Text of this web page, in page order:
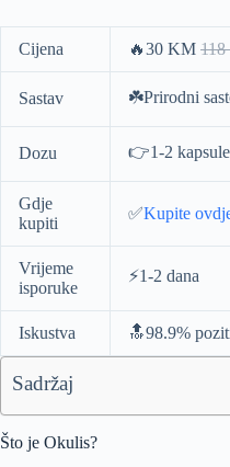
Cijena 🔥30 KM
Sastav ☘️Prirodni
Dozu 👉1-2
Gdje
kupiti
✅Kupite
Vrijeme
isporuke
⚡️1-2 dana
Iskustva 🔝98.9%
Sadržaj
Što je Okulis?